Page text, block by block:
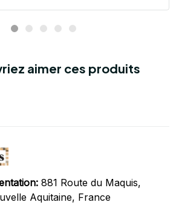
aimer ces produits
881 Route du Maquis,
Aquitaine, France